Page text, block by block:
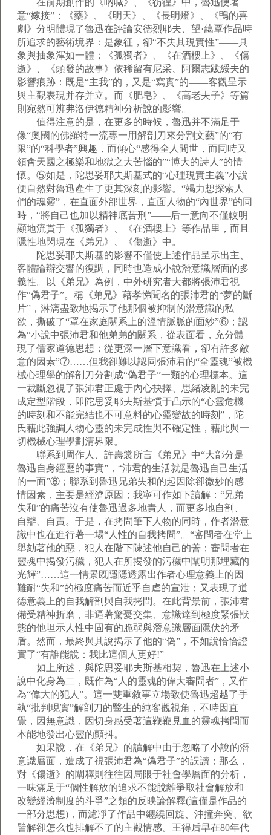
在前期創作的《吶喊》、《彷徨》中，魯迅便著
意“嫁接”：《藥》、《明天》、《長明燈》、《鴨的喜
劇》分明體現了魯迅在評論安德烈耶夫、望·藹覃作品時
所追求的藝術境界：是象征，卻“不失其現實性”——具
象與抽象渾如一體；《孤獨者》、《在酒樓上》、《傷
逝》、《頭發的故事》依稀留有尼采、阿爾志跋綏夫的
影響痕跡：既是“主我”的，又是“寫實”的——客觀呈示
與主觀表現并存并立。而《肥皂》、《高老夫子》等篇
則宛然可辨弗洛伊德精神分析說的影響。
值得注意的是，在更多的時候，魯迅并不滿足于
像“奧國的佛羅特一流專一用解剖刀來分割文藝”的“有
限”的“科學者”興趣，而傾心“感得全人間世，而同時又
領會天國之極樂和地獄之大苦惱的”“博大的詩人”的情
懷。⑤如是，陀思妥耶夫斯基式的“心理現實主義”小說
便自然對魯迅產生了更其深刻的影響。“竭力想探索人
們的魂靈”，在直面外部世界，直面人物的“內世界”的同
時，“將自己也加以精神底苦刑”——后一意向不僅較明
顯地流貫于《孤獨者》、《在酒樓上》等作品里，而且
隱性地閃現在《弟兄》、《傷逝》中。
陀思妥耶夫斯基的影響不僅使上述作品呈示出主、
客體論辯交響的復調，同時也造成小說潛意識層面的多
義性。以《弟兄》為例，中外研究者大都將張沛君視
作“偽君子”。稱《弟兄》藉孝悌聞名的張沛君的“夢的斷
片”，淋漓盡致地揭示了他那個被抑制的潛意識的私
欲，撕破了“罩在家庭關系上的溫情脈脈的面紗”⑥；認
為“小說中張沛君和他弟弟的關系，從表面看，充分體
現了儒家道德思想；從更深一層下意識看，卻有許多敵
意的因素”⑦……但我卻難以認同張沛君的“全靈魂”被機
械心理學的解剖刀分割成“偽君子”一類的心理標本。這
一裁斷忽視了張沛君正處于內心抉擇、思緒凌亂的未完
成定型階段，即陀思妥耶夫斯基慣于凸示的“心靈危機
的時刻和不能完結也不可意料的心靈變故的時刻”，陀
氏藉此強調人物心靈的未完成性與不確定性，藉此與一
切機械心理學劃清界限。
聯系到周作人、許壽裳所言《弟兄》中“大部分是
魯迅自身經歷的事實”，“沛君的生活就是魯迅自己生活
的一面”⑧；聯系到魯迅兄弟失和的起因除卻微妙的感
情因素，主要是經濟原因；我寧可作如下讀解：“兄弟
失和”的痛苦沒有使魯迅過多地責人，而更多地自剖、
自辯、自責。于是，在拷問筆下人物的同時，作者潛意
識中也在進行著一場“人性的自我拷問”。“審問者在堂上
舉劾著他的惡，犯人在階下陳述他自己的善；審問者在
靈魂中揭發污穢，犯人在所揭發的污穢中闡明那埋藏的
光輝”……這一情景既隱隱透露出作者心理意義上的因
難耐“失和”的極度痛苦而近乎自虐的宣泄；又表現了道
德意義上的自我解剖與自我拷問。在此背景前，張沛君
備受精神折磨，非逼著驚憂交集、意識達到極度緊張狀
態的他坦示人性中固有的脆弱與潛意識層面隱伏的矛
盾。然而，最終與其說揭示了他的“偽”，不如說恰恰證
實了“有誰能說：我比這個人更好!”
如上所述，與陀思妥耶夫斯基相契，魯迅在上述小
說中化身為二，既作為“人的靈魂的偉大審問者”，又作
為“偉大的犯人”。這一雙重敘事立場致使魯迅超越了手
執“批判現實”解剖刀的醫生的純客觀視角，不時因直
覺，因無意識，因切身感受著這鞭鞭見血的靈魂拷問而
本能地發出心靈的顫抖。
如果說，在《弟兄》的讀解中由于忽略了小說的潛
意識層面，造成了視張沛君為“偽君子”的誤讀；那么，
對《傷逝》的闡釋則往往因局限于社會學層面的分析，
一味滿足于“個性解放的追求不能脫離爭取社會解放和
改變經濟制度的斗爭”之類的反映論解釋(這僅是作品的
一部分思想)，而濾凈了作品中纏繞回旋、沖撞奔突、欲
譬解卻怎么也排解不了的主觀情感。王得后早在80年代